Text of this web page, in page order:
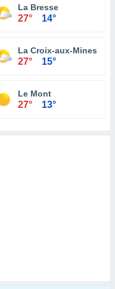
La Bresse
27° 14°
La Croix-aux-Mines
27° 15°
Le Mont
27° 13°